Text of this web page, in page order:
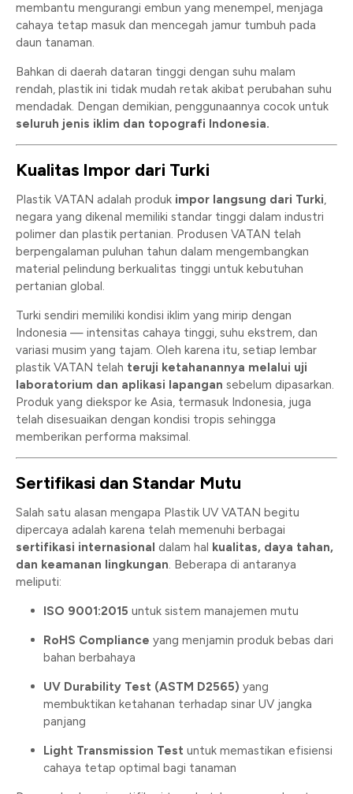
membantu mengurangi embun yang menempel, menjaga
cahaya tetap masuk dan mencegah jamur tumbuh pada
daun tanaman.
Bahkan di daerah dataran tinggi dengan suhu malam
rendah, plastik ini tidak mudah retak akibat perubahan suhu
mendadak. Dengan demikian, penggunaannya cocok untuk
seluruh jenis iklim dan topografi Indonesia.
Kualitas Impor dari Turki
Plastik VATAN adalah produk impor langsung dari Turki,
negara yang dikenal memiliki standar tinggi dalam industri
polimer dan plastik pertanian. Produsen VATAN telah
berpengalaman puluhan tahun dalam mengembangkan
material pelindung berkualitas tinggi untuk kebutuhan
pertanian global.
Turki sendiri memiliki kondisi iklim yang mirip dengan
Indonesia — intensitas cahaya tinggi, suhu ekstrem, dan
variasi musim yang tajam. Oleh karena itu, setiap lembar
plastik VATAN telah teruji ketahanannya melalui uji
laboratorium dan aplikasi lapangan sebelum dipasarkan.
Produk yang diekspor ke Asia, termasuk Indonesia, juga
telah disesuaikan dengan kondisi tropis sehingga
memberikan performa maksimal.
Sertifikasi dan Standar Mutu
Salah satu alasan mengapa Plastik UV VATAN begitu
dipercaya adalah karena telah memenuhi berbagai
sertifikasi internasional dalam hal kualitas, daya tahan,
dan keamanan lingkungan. Beberapa di antaranya
meliputi:
ISO 9001:2015 untuk sistem manajemen mutu
RoHS Compliance yang menjamin produk bebas dari
bahan berbahaya
UV Durability Test (ASTM D2565) yang
membuktikan ketahanan terhadap sinar UV jangka
panjang
Light Transmission Test untuk memastikan efisiensi
cahaya tetap optimal bagi tanaman